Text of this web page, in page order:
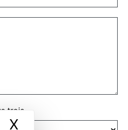
X Masquer le
trois